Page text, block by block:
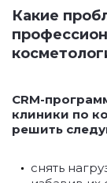
Какие
CRM-
клиники по
решить
снять